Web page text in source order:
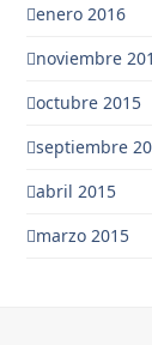
enero 2016
noviembre
octubre 2015
septiembre
abril 2015
marzo 2015